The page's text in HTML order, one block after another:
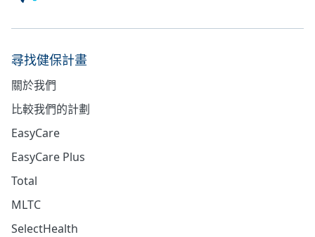
尋找健保計畫
關於我們
比較我們的計劃
EasyCare
EasyCare Plus
Total
MLTC
SelectHealth